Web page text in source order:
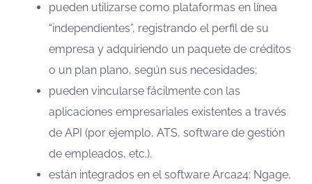
pueden utilizarse como plataformas en línea
“independientes”, registrando el perfil de su
empresa y adquiriendo un paquete de créditos
o un plan plano, según sus necesidades;
pueden vincularse fácilmente con las
aplicaciones empresariales existentes a través
de API (por ejemplo, ATS, software de gestión
de empleados, etc.).
están integrados en el software Arca24: Ngage,